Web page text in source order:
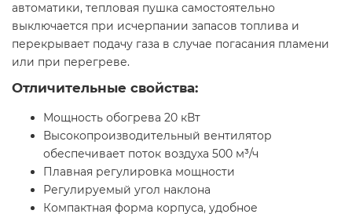
автоматики, тепловая пушка самостоятельно
выключается при исчерпании запасов топлива и
перекрывает подачу газа в случае погасания пламени
или при перегреве.
Отличительные свойства:
Мощность обогрева 20 кВт
Высокопроизводительный вентилятор
обеспечивает поток воздуха 500 м³/ч
Плавная регулировка мощности
Регулируемый угол наклона
Компактная форма корпуса, удобное